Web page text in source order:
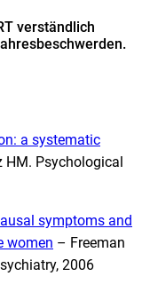
verständlich
a systematic
HM. Psychological
symptoms and
women – Freeman
2006